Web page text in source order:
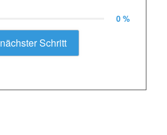
0 %
nächster Schritt